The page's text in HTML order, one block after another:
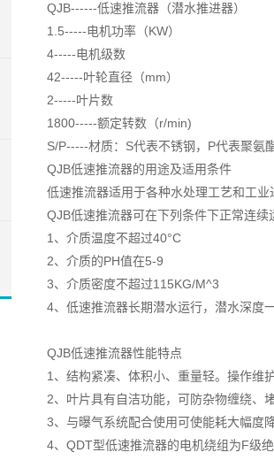
QJB------低速推流器（潜水推进器）
1.5-----电机功率（KW）
4-----电机级数
42-----叶轮直径（mm）
2-----叶片数
1800-----额定转数（r/min)
S/P-----材质：S代表不锈钢，P代表聚氨
QJB低速推流器的用途及适用条件
低速推流器适用于各种水处理工艺和工
QJB低速推流器可在下列条件下正常连续
1、介质温度不超过40°C
2、介质的PH值在5-9
3、介质密度不超过115KG/M^3
4、低速推流器长期潜水运行，潜水深度
QJB低速推流器性能特点
1、结构紧凑、体积小、重量轻。操作维
2、叶片具有自洁功能，可防杂物缠绕、堵
3、与曝气系统配合使用可使能耗大幅度
4、QDT型低速推流器的电机绕组为F级